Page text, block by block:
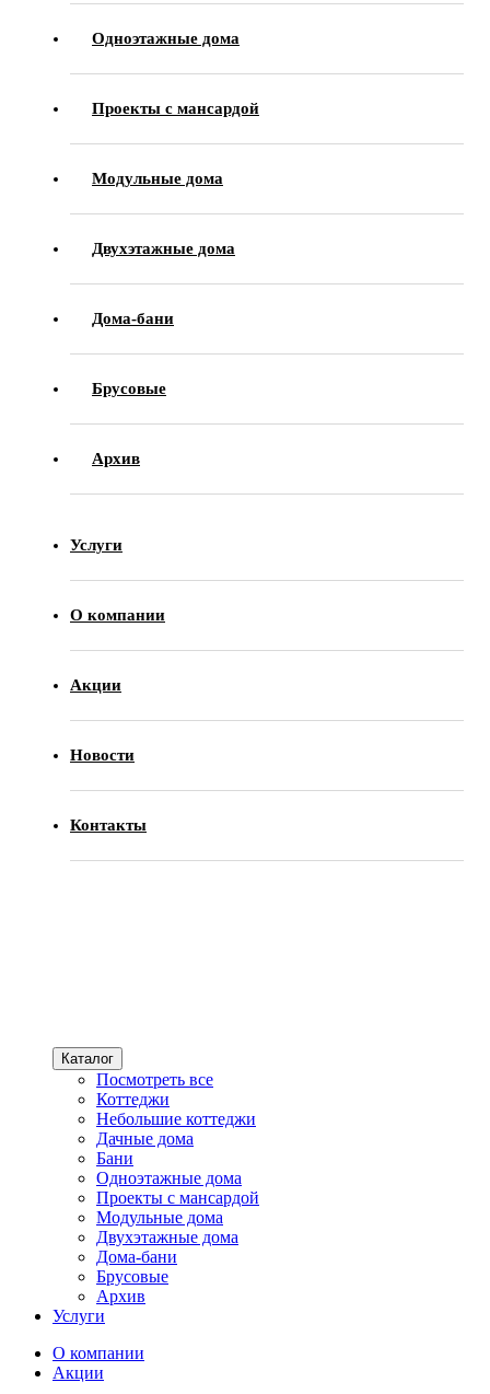
Одноэтажные дома
Проекты с мансардой
Модульные дома
Двухэтажные дома
Дома-бани
Брусовые
Архив
Услуги
О компании
Акции
Новости
Контакты
Каталог
Посмотреть все
Коттеджи
Небольшие коттеджи
Дачные дома
Бани
Одноэтажные дома
Проекты с мансардой
Модульные дома
Двухэтажные дома
Дома-бани
Брусовые
Архив
Услуги
О компании
Акции